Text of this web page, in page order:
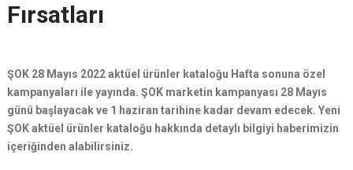
Fırsatları
ŞOK 28 Mayıs 2022 aktüel ürünler kataloğu Hafta sonuna özel
kampanyaları ile yayında. ŞOK marketin kampanyası 28 Mayıs
günü başlayacak ve 1 haziran tarihine kadar devam edecek. Yeni
ŞOK aktüel ürünler kataloğu hakkında detaylı bilgiyi haberimizin
içeriğinden alabilirsiniz.